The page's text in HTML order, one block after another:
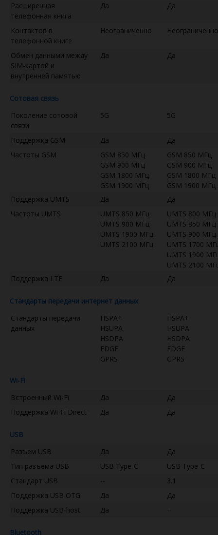
Расширенная
телефонная книга
Да Да
Контактов в
телефонной книге
Неограниченно Неограниченно
Обмен данными между
SIM-картой и
внутренней памятью
Да Да
Сотовая связь
Поколение сотовой
связи
5G 5G
Поддержка GSM Да
Да
Частоты GSM
GSM 850 МГц
GSM 900 МГц
GSM 1800 МГц
GSM 1900 МГц
GSM 850 МГц
GSM 900 МГц
GSM 1800 МГц
GSM 1900 МГц
Поддержка UMTS
Да
Да
Частоты UMTS
UMTS 850 МГц
UMTS 900 МГц
UMTS 1900 МГц
UMTS 2100 МГц
UMTS 800 МГц
UMTS 850 МГц
UMTS 900 МГц
UMTS 1700
UMTS 1900
UMTS 2100
Поддержка LTE
Да Да
Стандарты передачи интернет данных
Стандарты передачи
данных
HSPA+
HSUPA
HSDPA
EDGE
GPRS
HSPA+
HSUPA
HSDPA
EDGE
GPRS
Wi-Fi
Встроенный Wi-Fi
Да
Да
Поддержка Wi-Fi Direct
Да Да
USB
Разъем USB
Да
Да
Тип разъема USB
USB Type-C
USB Type-C
Стандарт USB
--
3.1
Поддержка USB OTG
Да
Да
Поддержка USB-host
Да --
Bluetooth